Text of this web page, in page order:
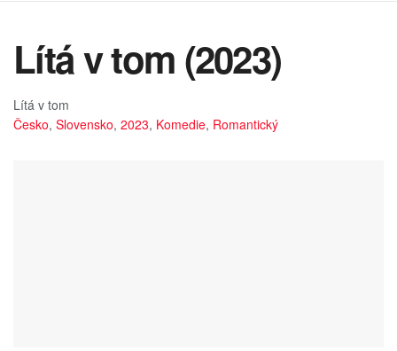
Lítá v tom (2023)
Lítá v tom
Česko, Slovensko, 2023, Komedie, Romantický